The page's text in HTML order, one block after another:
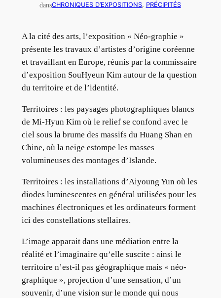
dansCHRONIQUES D’EXPOSITIONS, PRÉCIPITÉS
A la cité des arts, l’exposition « Néo-graphie »
présente les travaux d’artistes d’origine coréenne
et travaillant en Europe, réunis par la commissaire
d’exposition SouHyeun Kim autour de la question
du territoire et de l’identité.
Territoires : les paysages photographiques blancs
de Mi-Hyun Kim où le relief se confond avec le
ciel sous la brume des massifs du Huang Shan en
Chine, où la neige estompe les masses
volumineuses des montages d’Islande.
Territoires : les installations d’Aiyoung Yun où les
diodes luminescentes en général utilisées pour les
machines électroniques et les ordinateurs forment
ici des constellations stellaires.
L’image apparait dans une médiation entre la
réalité et l’imaginaire qu’elle suscite : ainsi le
territoire n’est-il pas géographique mais « néo-
graphique », projection d’une sensation, d’un
souvenir, d’une vision sur le monde qui nous